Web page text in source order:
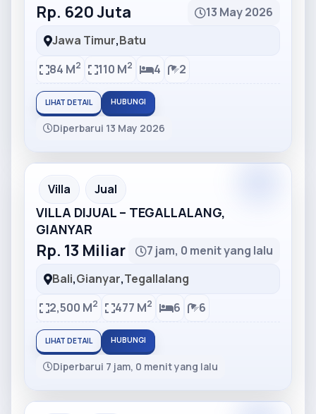
Rp. 620 Juta
13 May 2026
Jawa Timur,Batu
84 M2 110 M2 4 2
LIHAT DETAIL HUBUNGI
Diperbarui 13 May 2026
Partner Ad
Villa Jual
VILLA DIJUAL – TEGALLALANG,
GIANYAR
Rp. 13 Miliar
7 jam, 0 menit yang lalu
Bali,Gianyar,Tegallalang
2,500 M2 477 M2 6 6
LIHAT DETAIL HUBUNGI
Diperbarui 7 jam, 0 menit yang lalu